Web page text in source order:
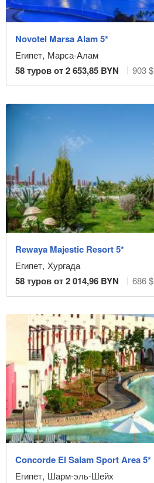
Novotel Marsa Alam 5*
Египет, Марса-Алам
58туров от2 653,85 BYN 903 $
Rewaya Majestic Resort 5*
Египет, Хургада
58туров от2 014,96 BYN 686 $
Concorde El Salam Sport Area 5*
Египет, Шарм-эль-Шейх